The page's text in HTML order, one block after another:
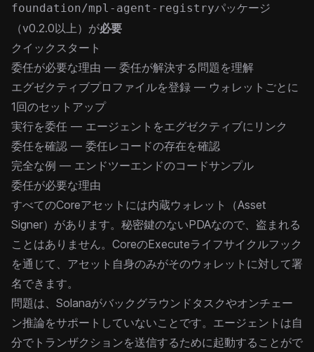
foundation/mpl-agent-registryパッケージ
（v0.2.0以上）が必要
クイックスタート
委任が必要な理由 — 委任が解決する問題を理解
エグゼクティブプロファイルを登録 — ウォレットごとに
1回のセットアップ
実行を委任 — エージェントをエグゼクティブにリンク
委任を確認 — 委任レコードの存在を確認
完全な例 — エンドツーエンドのコードサンプル
委任が必要な理由
すべてのCoreアセットには内蔵ウォレット（Asset
Signer）があります。秘密鍵のないPDAなので、盗まれる
ことはありません。CoreのExecuteライフサイクルフック
を通じて、アセット自身のみがそのウォレットに対して署
名できます。
問題は、Solanaがバックグラウンドタスクやオンチェー
ン推論をサポートしていないことです。エージェントは自
分でトランザクションを送信するために起動することがで